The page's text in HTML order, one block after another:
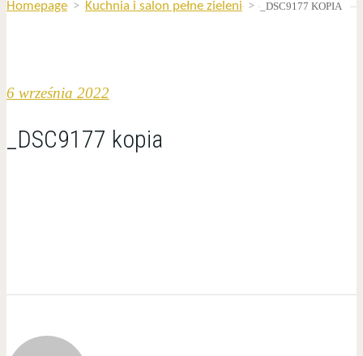
Homepage > Kuchnia i salon pełne zieleni > _DSC9177 KOPIA
6 września 2022
_DSC9177 kopia